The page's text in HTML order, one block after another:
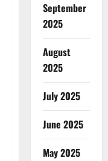
September
2025
August
2025
July 2025
June 2025
May 2025